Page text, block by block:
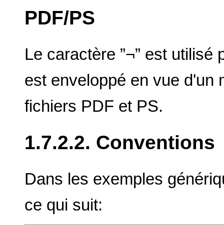
PDF/PS
Le caractère ”¬” est utilisé
est enveloppé en vue d'un
fichiers PDF et PS.
1.7.2.2. Conventions
Dans les exemples
ce qui suit: